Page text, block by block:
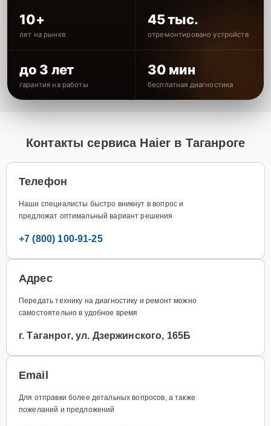
10+
лет на рынке
45 тыс.
отремонтировано устройств
до 3 лет
гарантия на работы
30 мин
бесплатная диагностика
Контакты сервиса Haier в Таганроге
Телефон
Наши специалисты быстро вникнут в вопрос и
предложат оптимальный вариант решения
+7 (800) 100-91-25
Адрес
Передать технику на диагностику и ремонт можно
самостоятельно в удобное время
г. Таганрог, ул. Дзержинского, 165Б
Email
Для отправки более детальных вопросов, а также
пожеланий и предложений